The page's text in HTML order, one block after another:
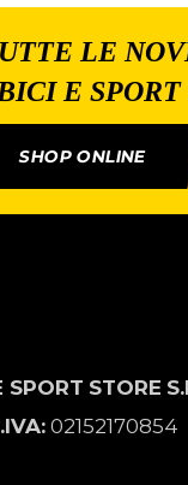
LE
E SPORT
SHOP ONLINE
SPORT STORE
02152170854